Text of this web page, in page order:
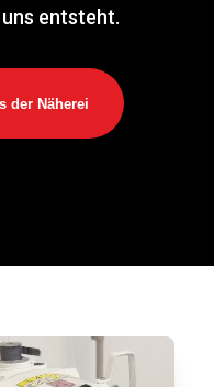
entsteht.
der Näherei